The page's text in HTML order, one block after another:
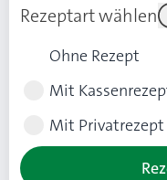
Rezeptart wählen
Ohne Rezept
Mit
Mit Privatrezept